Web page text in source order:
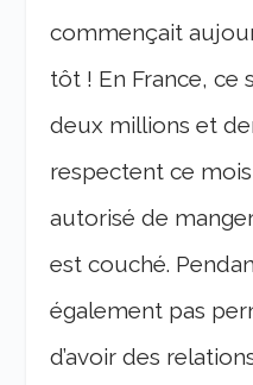
commençait
tôt ! En France, ce
deux millions et
respectent ce
autorisé de
est couché.
également pas
d’avoir des